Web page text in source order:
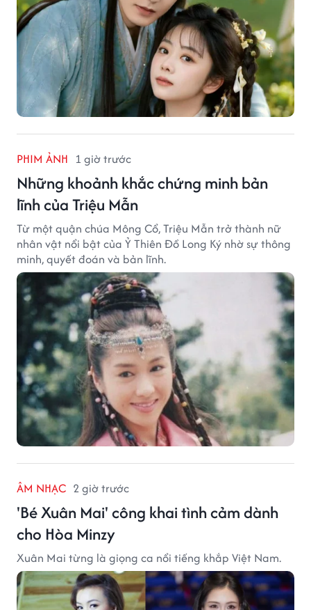
PHIM ẢNH 1 giờ trước
Những khoảnh khắc chứng minh bản
lĩnh của Triệu Mẫn
Từ một quận chúa Mông Cổ, Triệu Mẫn trở thành nữ
nhân vật nổi bật của Ỷ Thiên Đồ Long Ký nhờ sự thông
minh, quyết đoán và bản lĩnh.
ÂM NHẠC 2 giờ trước
'Bé Xuân Mai' công khai tình cảm dành
cho Hòa Minzy
Xuân Mai từng là giọng ca nổi tiếng khắp Việt Nam.